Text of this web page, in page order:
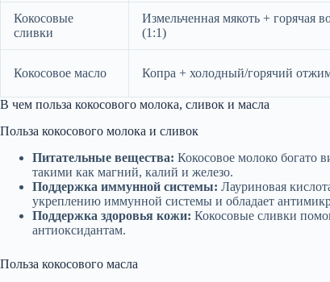
Кокосовые
сливки
Измельченная мякоть + горячая
(1:1)
Кокосовое масло Копра + холодный/горячий
В чем польза кокосового молока, сливок и масла
Польза кокосового молока и сливок
Питательные вещества: Кокосовое молоко богато
такими как магний, калий и железо.
Поддержка иммунной системы: Лауриновая
укреплению иммунной системы и обладает
Поддержка здоровья кожи: Кокосовые сливки
антиоксидантам.
Польза кокосового масла